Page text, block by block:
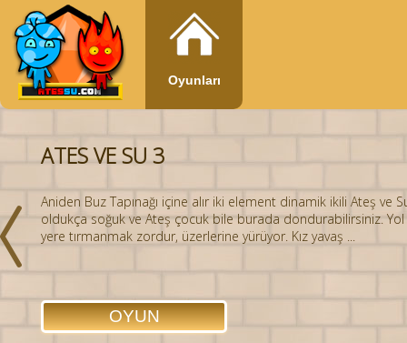
Oyunları
ATES VE SU 3
Aniden Buz Tapınağı içine alır iki element dinamik ikili Ateş ve
oldukça soğuk ve Ateş çocuk bile burada dondurabilirsiniz.
yere tırmanmak zordur, üzerlerine yürüyor. Kız yavaş ...
OYUN